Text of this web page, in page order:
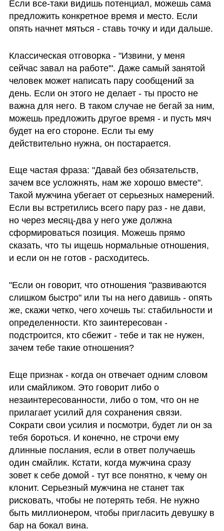
Если все-таки видишь потенциал, можешь сама
предложить конкретное время и место. Если
опять начнет мяться - ставь точку и иди дальше.
Классическая отговорка - "Извини, у меня
сейчас завал на работе'". Даже самый занятой
человек может написать пару сообщений за
день. Если он этого не делает - ты просто не
важна для него. В таком случае не бегай за ним,
можешь предложить другое время - и пусть мяч
будет на его стороне. Если ты ему
действительно нужна, он постарается.
Еще частая фраза: "Давай без обязательств,
зачем все усложнять, нам же хорошо вместе".
Такой мужчина убегает от серьезных намерений.
Если вы встретились всего пару раз - не дави,
но через месяц-два у него уже должна
сформироваться позиция. Можешь прямо
сказать, что ты ищешь нормальные отношения,
и если он не готов - расходитесь.
"Если он говорит, что отношения "развиваются
слишком быстро" или ты на него давишь - опять
же, скажи четко, чего хочешь ты: стабильности и
определенности. Кто заинтересован -
подстроится, кто сбежит - тебе и так не нужен,
зачем тебе такие отношения?
Еще признак - когда он отвечает одним словом
или смайликом. Это говорит либо о
незаинтересованности, либо о том, что он не
прилагает усилий для сохранения связи.
Сократи свои усилия и посмотри, будет ли он за
тебя бороться. И конечно, не строчи ему
длинные послания, если в ответ получаешь
один смайлик. Кстати, когда мужчина сразу
зовет к себе домой - тут все понятно, к чему он
клонит. Серьезный мужчина не станет так
рисковать, чтобы не потерять тебя. Не нужно
быть миллионером, чтобы пригласить девушку в
бар на бокал вина.